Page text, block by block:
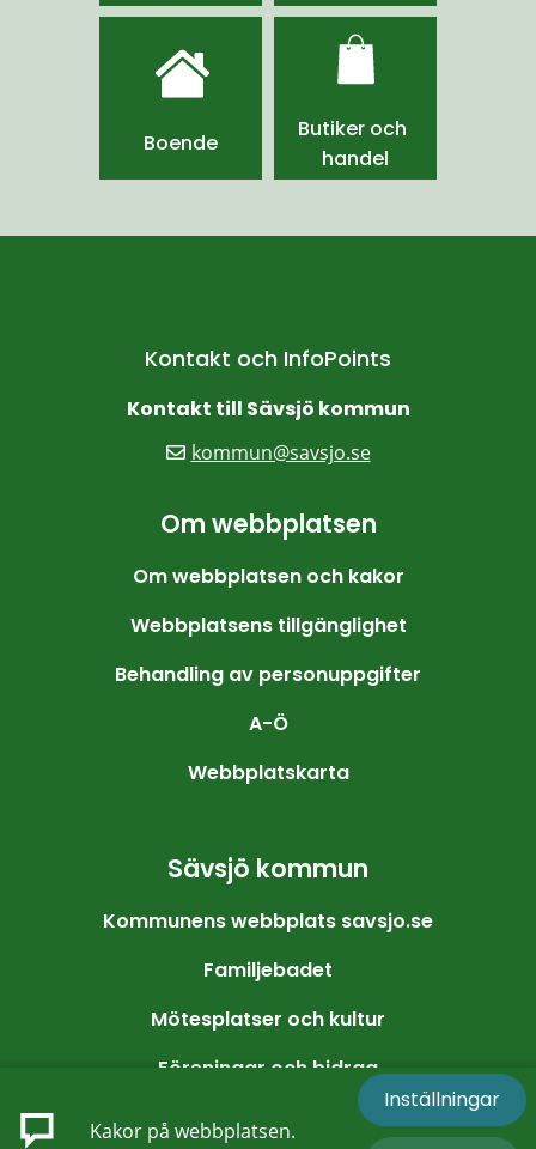
Boende
Butiker och
handel
Kontakt och InfoPoints
Kontakt till Sävsjö kommun
kommun@savsjo.se
Om webbplatsen
Om webbplatsen och kakor
Webbplatsens tillgänglighet
Behandling av personuppgifter
A-Ö
Webbplatskarta
Sävsjö kommun
Kommunens webbplats savsjo.se
Familjebadet
Mötesplatser och kultur
Föreningar och bidrag
Friluftsliv och motion
Kakor på webbplatsen.
Inställningar